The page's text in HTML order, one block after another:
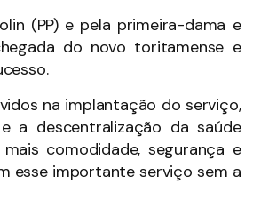
(PP) e pela primeira-dama e
do novo toritamense e
na implantação do serviço,
a descentralização da saúde
comodidade, segurança e
esse importante serviço sem a